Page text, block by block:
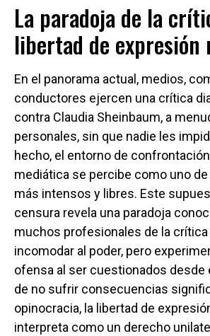
La paradoja de la
libertad de expresión
En el panorama actual, medios,
conductores ejercen una crítica
contra Claudia Sheinbaum, a
personales, sin que nadie les
hecho, el entorno de
mediática se percibe como uno
más intensos y libres. Este
censura revela una paradoja
muchos profesionales de la
incomodar al poder, pero
ofensa al ser cuestionados desde
de no sufrir consecuencias
opinocracia, la libertad de
interpreta como un derecho